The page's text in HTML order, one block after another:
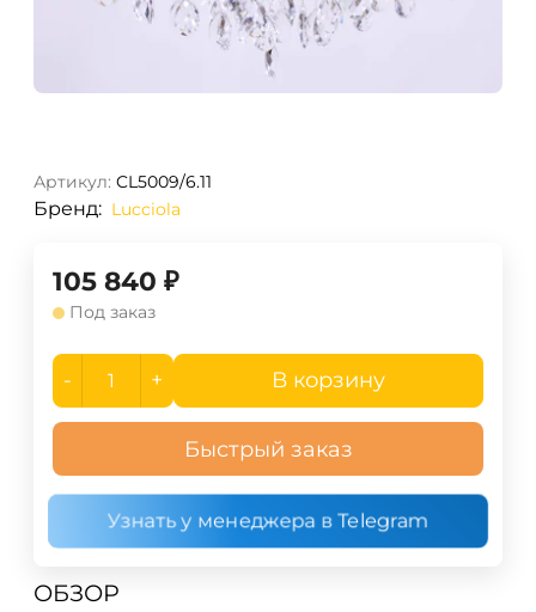
Артикул: CL5009/6.11
Бренд: Lucciola
105 840 ₽
Под заказ
- + В корзину
Быстрый заказ
Узнать у менеджера в Telegram
ОБЗОР